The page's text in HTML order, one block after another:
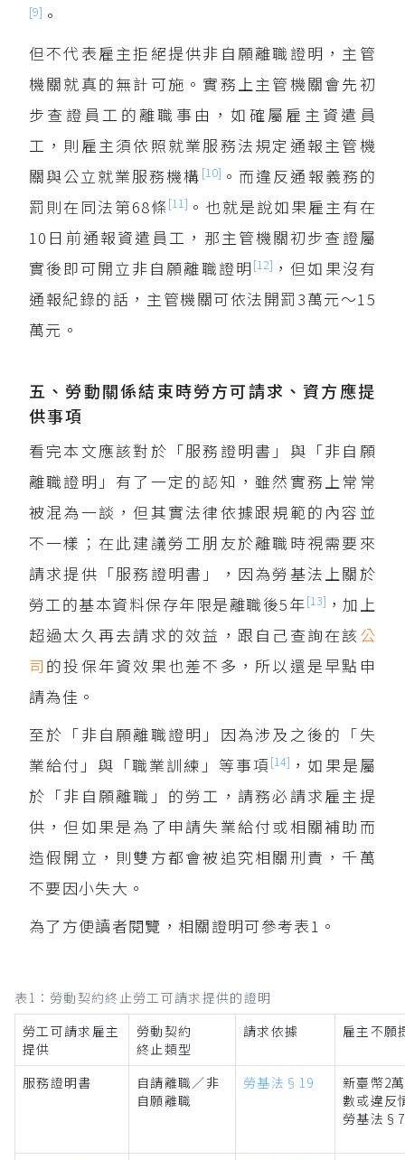
[9] 。
但不代表雇主拒絕提供非自願離職證明，主管
機關就真的無計可施。實務上主管機關會先初
步查證員工的離職事由，如確屬雇主資遣員
工，則雇主須依照就業服務法規定通報主管機
關與公立就業服務機構 [10] 。而違反通報義務的
罰則在同法第68條 [11] 。也就是說如果雇主有在
10日前通報資遣員工，那主管機關初步查證屬
實後即可開立非自願離職證明 [12] ，但如果沒有
通報紀錄的話，主管機關可依法開罰3萬元～15
萬元。
五、勞動關係結束時勞方可請求、資方應提
供事項
看完本文應該對於「服務證明書」與「非自願
離職證明」有了一定的認知，雖然實務上常常
被混為一談，但其實法律依據跟規範的內容並
不一樣；在此建議勞工朋友於離職時視需要來
請求提供「服務證明書」，因為勞基法上關於
勞工的基本資料保存年限是離職後5年[13] ，加上
超過太久再去請求的效益，跟自己查詢在該 公
司 的投保年資效果也差不多，所以還是早點申
請為佳。
至於「非自願離職證明」因為涉及之後的「失
業給付」與「職業訓練」等事項 [14] ，如果是屬
於「非自願離職」的勞工，請務必請求雇主提
供，但如果是為了申請失業給付或相關補助而
造假開立，則雙方都會被追究相關刑責，千萬
不要因小失大。
為了方便讀者閱覽，相關證明可參考表1。
表1：勞動契約終止勞工可請求提供的證明
勞工可請求雇主
提供
勞動契約
終止類型
請求依據 雇主不願
服務證明書
自請離職／非
自願離職
勞基法§19
新臺幣2
數或違反
勞基法